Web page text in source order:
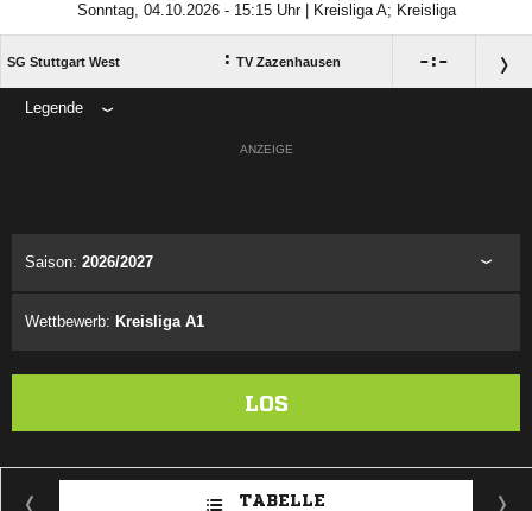
Sonntag, 04.10.2026 - 15:15 Uhr | Kreisliga A; Kreisliga
SG Stuttgart West : TV Zazenhausen :
Legende
ANZEIGE
Saison: 2026/2027
Wettbewerb: Kreisliga A1
LOS
TABELLE